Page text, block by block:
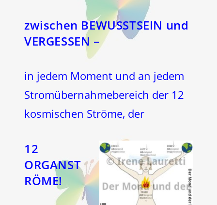
zwischen BEWUSSTSEIN und
VERGESSEN –
in jedem Moment und an jedem
Stromübernahmebereich der 12
kosmischen Ströme, der
12
ORGANST
RÖME!